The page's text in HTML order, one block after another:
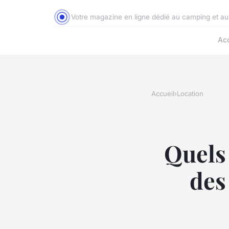
Votre magazine en ligne dédié au camping et
Accueil›Location